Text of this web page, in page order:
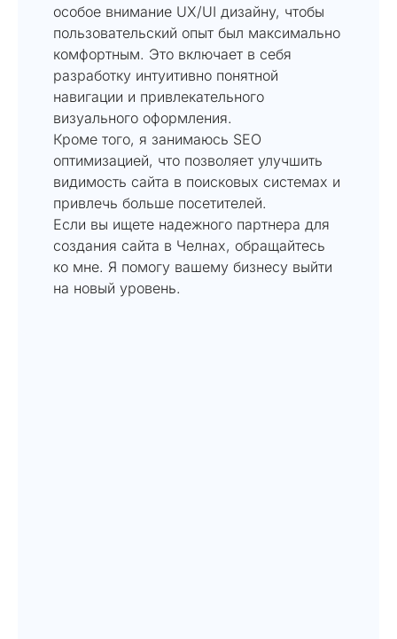
особое внимание UX/UI дизайну, чтобы
пользовательский опыт был максимально
комфортным. Это включает в себя
разработку интуитивно понятной
навигации и привлекательного
визуального оформления.
Кроме того, я занимаюсь SEO
оптимизацией, что позволяет улучшить
видимость сайта в поисковых системах и
привлечь больше посетителей.
Если вы ищете надежного партнера для
создания сайта в Челнах, обращайтесь
ко мне. Я помогу вашему бизнесу выйти
на новый уровень.